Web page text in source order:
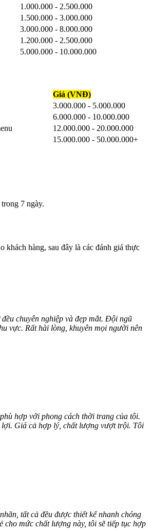
1.000.000 - 2.500.000
1.500.000 - 3.000.000
3.000.000 - 8.000.000
1.200.000 - 2.500.000
5.000.000 - 10.000.000
Giá (VNĐ)
3.000.000 - 5.000.000
6.000.000 - 10.000.000
12.000.000 - 20.000.000
15.000.000 - 50.000.000+
7 ngày.
khách hàng, sau đây là các đánh giá thực
chuyên nghiệp và đẹp mắt. Đội ngũ
vực. Rất hài lòng, khuyên mọi người nên
hợp với phong cách thời trang của tôi.
lợi. Giá cả hợp lý, chất lượng vượt trội. Tôi
tất cả đều được thiết kế nhanh chóng
mức chất lượng này, tôi sẽ tiếp tục hợp